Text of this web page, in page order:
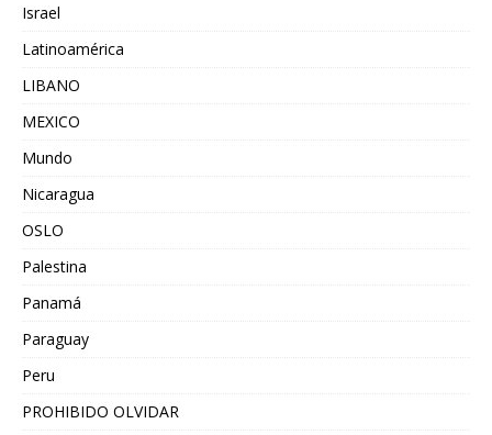
Israel
Latinoamérica
LIBANO
MEXICO
Mundo
Nicaragua
OSLO
Palestina
Panamá
Paraguay
Peru
PROHIBIDO OLVIDAR